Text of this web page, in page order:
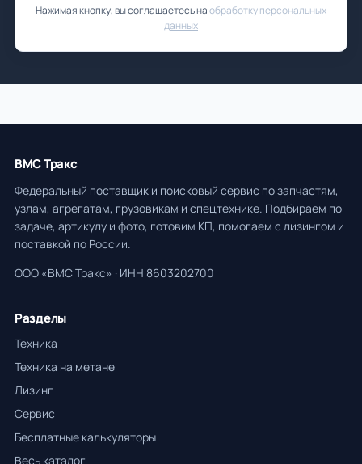
Нажимая кнопку, вы соглашаетесь наобработку персональных
данных
ВМС Тракс
Федеральный поставщик и поисковый сервис по запчастям,
узлам, агрегатам, грузовикам и спецтехнике. Подбираем по
задаче, артикулу и фото, готовим КП, помогаем с лизингом и
поставкой по России.
ООО «ВМС Тракс» · ИНН 8603202700
Разделы
Техника
Техника на метане
Лизинг
Сервис
Бесплатные калькуляторы
Весь каталог